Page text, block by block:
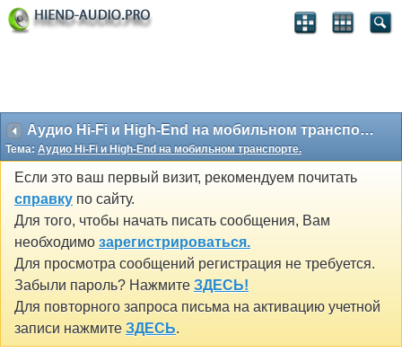
Аудио Hi-Fi и High-End на мобильном транспорте.
Тема: Аудио Hi-Fi и High-End на мобильном транспорте.
Если это ваш первый визит, рекомендуем почитать
справку по сайту.
Для того, чтобы начать писать сообщения, Вам
необходимо зарегистрироваться.
Для просмотра сообщений регистрация не требуется.
Забыли пароль? Нажмите ЗДЕСЬ!
Для повторного запроса письма на активацию учетной
записи нажмите ЗДЕСЬ.